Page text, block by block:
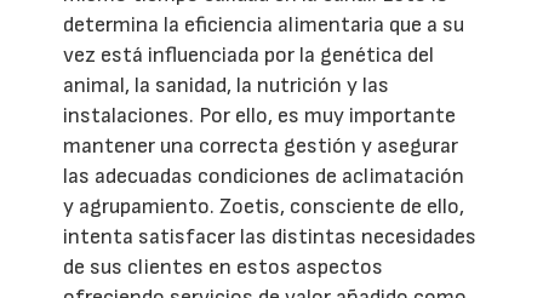
determina la eficiencia alimentaria que a su
vez está influenciada por la genética del
animal, la sanidad, la nutrición y las
instalaciones. Por ello, es muy importante
mantener una correcta gestión y asegurar
las adecuadas condiciones de aclimatación
y agrupamiento. Zoetis, consciente de ello,
intenta satisfacer las distintas necesidades
de sus clientes en estos aspectos